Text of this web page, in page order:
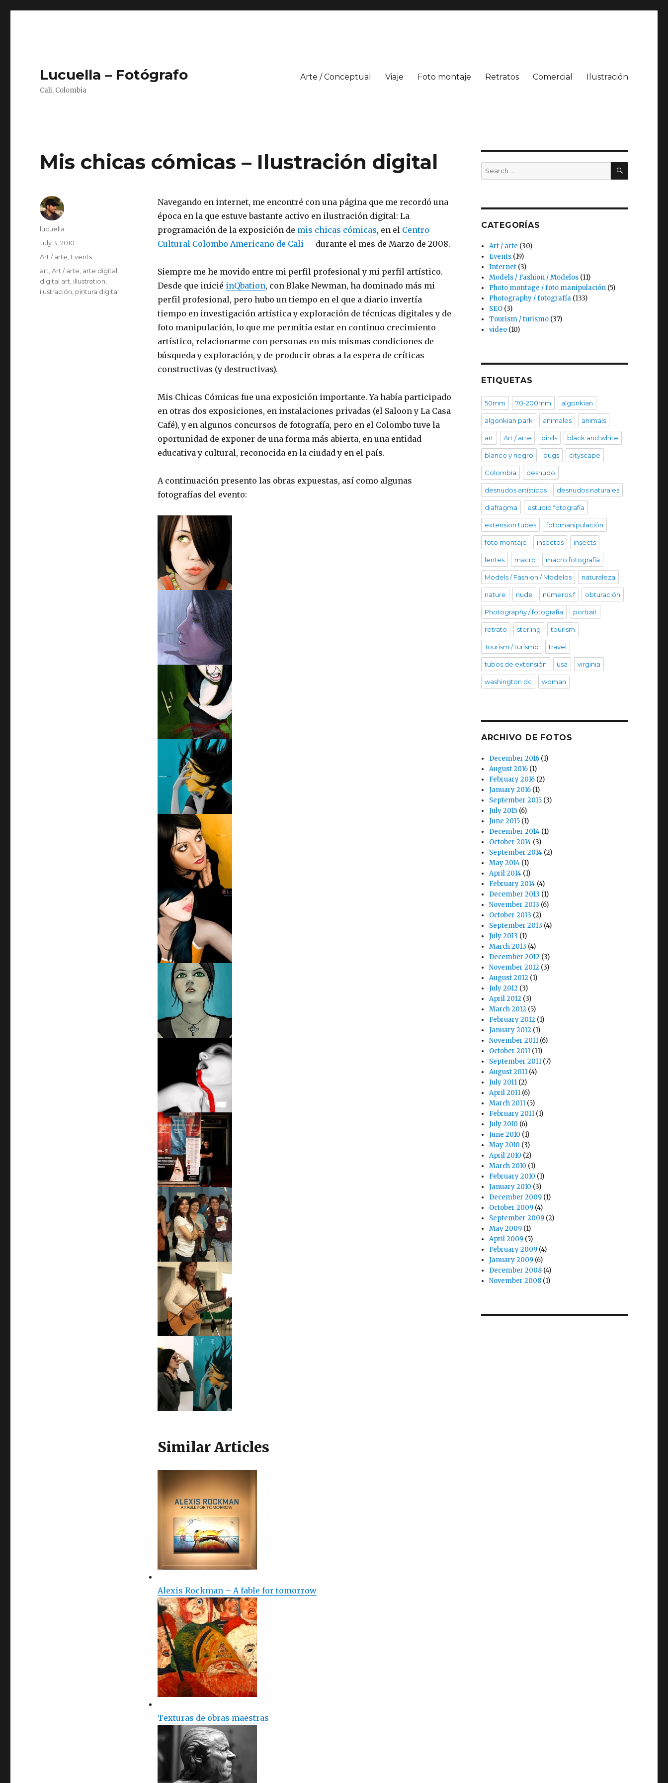
Lucuella – Fotógrafo
Cali, Colombia
Arte / Conceptual Viaje Foto montaje Retratos Comercial Ilustración
Mis chicas cómicas – Ilustración digital
Navegando en internet, me encontré con una página que me recordó una
época en la que estuve bastante activo en ilustración digital: La
programación de la exposición de mis chicas cómicas, en el Centro
Cultural Colombo Americano de Cali– durante el mes de Marzo de 2008.
Siempre me he movido entre mi perfil profesional y mi perfil artístico.
Desde que inicié inQbation, con Blake Newman, ha dominado más mi
perfil profesional, pero hubo un tiempo en el que a diario invertía
tiempo en investigación artística y exploración de técnicas digitales y de
foto manipulación, lo que me permitía estar en continuo crecimiento
artístico, relacionarme con personas en mis mismas condiciones de
búsqueda y exploración, y de producir obras a la espera de críticas
constructivas (y destructivas).
Mis Chicas Cómicas fue una exposición importante. Ya había participado
en otras dos exposiciones, en instalaciones privadas (el Saloon y La Casa
Café), y en algunos concursos de fotografía, pero en el Colombo tuve la
oportunidad de exponer de una forma más abierta, en una entidad
educativa y cultural, reconocida en la ciudad y en el país.
A continuación presento las obras expuestas, así como algunas
fotografías del evento:
Similar Articles
Alexis Rockman – A fable for tomorrow
Texturas de obras maestras
Author
lucuella
Posted
on
July 3, 2010
Categories
Art / arte Events
Tags
art ,Art / arte arte digital
digital art illustration
ilustración pintura digital
Search
for:
SEARCH
CATEGORÍAS
Art / arte (30)
Events (19)
Internet (3)
Models / Fashion / Modelos (11)
Photo montage / foto manipulación (5)
Photography / fotografía (133)
SEO (3)
Tourism / turismo (37)
video (10)
ETIQUETAS
50mm 70-200mm algonkian
algonkian park animales animals
art Art / arte birds black and white
blanco y negro bugs cityscape
Colombia desnudo
desnudos artísticos desnudos naturales
diafragma estudio fotografía
extension tubes fotomanipulación
foto montaje insectos insects
lentes macro macro fotografía
Models / Fashion / Modelos naturaleza
nature nude números f obturación
Photography / fotografía portrait
retrato sterling tourism
Tourism / turismo travel
tubos de extensión usa virginia
washington dc woman
ARCHIVO DE FOTOS
December 2016 (1)
August 2016 (1)
February 2016 (2)
January 2016 (1)
September 2015 (3)
July 2015 (6)
June 2015 (1)
December 2014 (1)
October 2014 (3)
September 2014 (2)
May 2014 (1)
April 2014 (1)
February 2014 (4)
December 2013 (1)
November 2013 (6)
October 2013 (2)
September 2013 (4)
July 2013 (1)
March 2013 (4)
December 2012 (3)
November 2012 (3)
August 2012 (1)
July 2012 (3)
April 2012 (3)
March 2012 (5)
February 2012 (1)
January 2012 (1)
November 2011 (6)
October 2011 (11)
September 2011 (7)
August 2011 (4)
July 2011 (2)
April 2011 (6)
March 2011 (5)
February 2011 (1)
July 2010 (6)
June 2010 (1)
May 2010 (3)
April 2010 (2)
March 2010 (1)
February 2010 (1)
January 2010 (3)
December 2009 (1)
October 2009 (4)
September 2009 (2)
May 2009 (1)
April 2009 (5)
February 2009 (4)
January 2009 (6)
December 2008 (4)
November 2008 (1)